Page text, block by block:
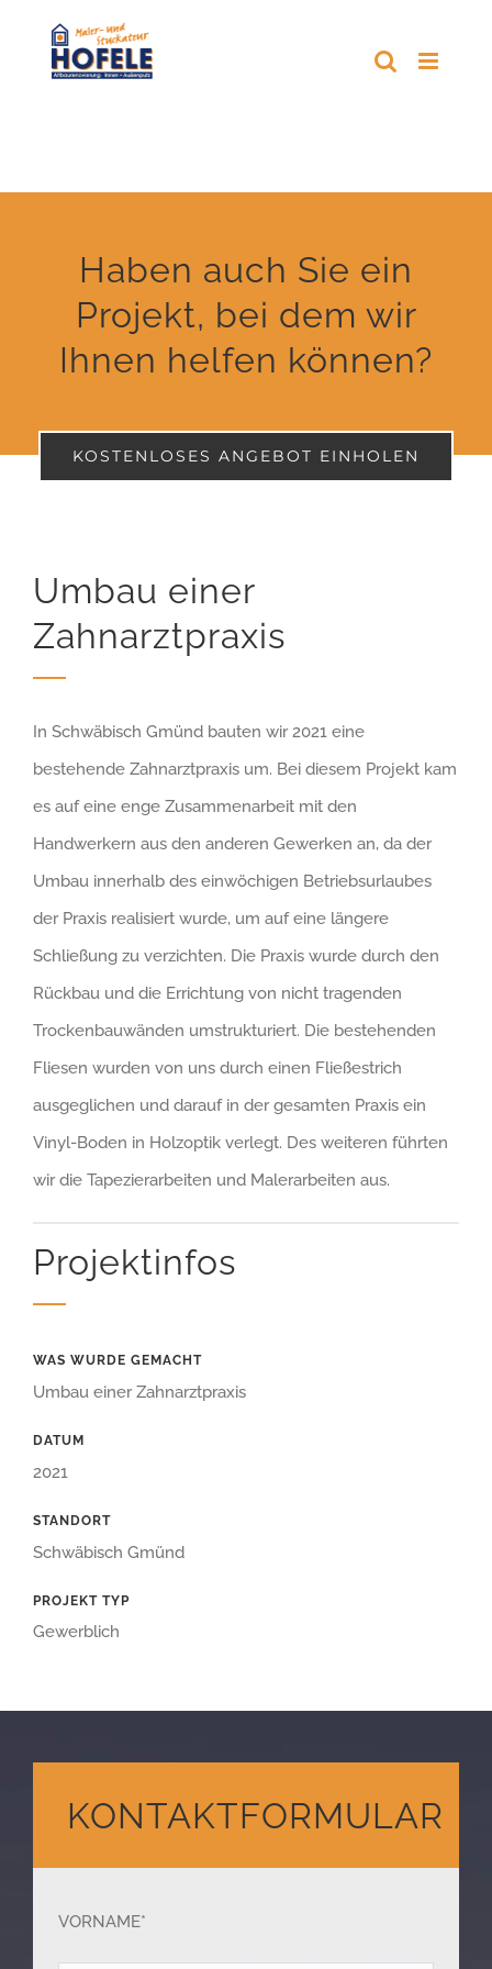
Haben auch Sie ein
Projekt, bei dem wir
Ihnen helfen können?
KOSTENLOSES ANGEBOT EINHOLEN
Umbau einer
Zahnarztpraxis
In Schwäbisch Gmünd bauten wir 2021 eine
bestehende Zahnarztpraxis um. Bei diesem Projekt kam
es auf eine enge Zusammenarbeit mit den
Handwerkern aus den anderen Gewerken an, da der
Umbau innerhalb des einwöchigen Betriebsurlaubes
der Praxis realisiert wurde, um auf eine längere
Schließung zu verzichten. Die Praxis wurde durch den
Rückbau und die Errichtung von nicht tragenden
Trockenbauwänden umstrukturiert. Die bestehenden
Fliesen wurden von uns durch einen Fließestrich
ausgeglichen und darauf in der gesamten Praxis ein
Vinyl-Boden in Holzoptik verlegt. Des weiteren führten
wir die Tapezierarbeiten und Malerarbeiten aus.
Projektinfos
WAS WURDE GEMACHT
Umbau einer Zahnarztpraxis
DATUM
2021
STANDORT
Schwäbisch Gmünd
PROJEKT TYP
Gewerblich
KONTAKTFORMULAR
VORNAME*